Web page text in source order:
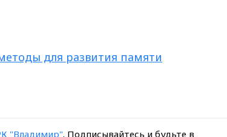
для развития памяти
"Владимир". Подписывайтесь и будьте в